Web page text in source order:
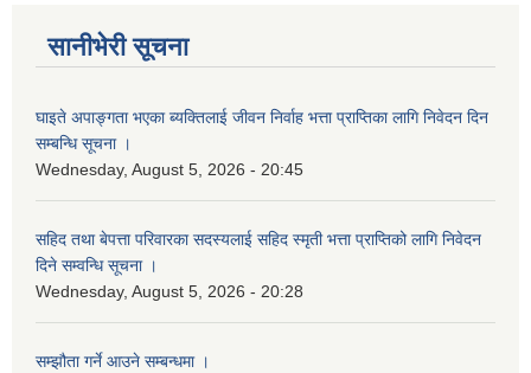
सानीभेरी सूचना
घाइते अपाङ्गता भएका ब्यक्तिलाई जीवन निर्वाह भत्ता प्राप्तिका लागि निवेदन दिन
सम्बन्धि सूचना ।
Wednesday, August 5, 2026 - 20:45
सहिद तथा बेपत्ता परिवारका सदस्यलाई सहिद स्मृती भत्ता प्राप्तिको लागि निवेदन
दिने सम्वन्धि सूचना ।
Wednesday, August 5, 2026 - 20:28
सम्झौता गर्ने आउने सम्बन्धमा ।